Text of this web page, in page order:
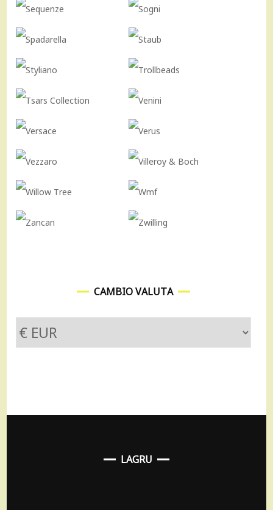
CAMBIO VALUTA
LAGRU